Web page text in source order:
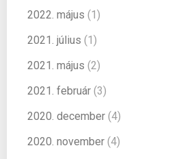
2022. május (1)
2021. július (1)
2021. május (2)
2021. február (3)
2020. december (4)
2020. november (4)